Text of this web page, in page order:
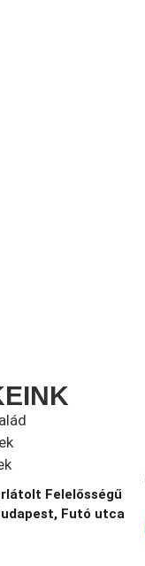
Felelősségű
Futó utca